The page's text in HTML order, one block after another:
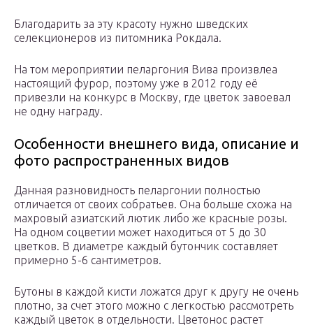
Благодарить за эту красоту нужно шведских
селекционеров из питомника Рокдала.
На том мероприятии пеларгония Вива произвлеа
настоящий фурор, поэтому уже в 2012 году её
привезли на конкурс в Москву, где цветок завоевал
не одну награду.
Особенности внешнего вида, описание и
фото распространенных видов
Данная разновидность пеларгонии полностью
отличается от своих собратьев. Она больше схожа на
махровый азиатский лютик либо же красные розы.
На одном соцветии может находиться от 5 до 30
цветков. В диаметре каждый бутончик составляет
примерно 5-6 сантиметров.
Бутоны в каждой кисти ложатся друг к другу не очень
плотно, за счет этого можно с легкостью рассмотреть
каждый цветок в отдельности. Цветонос растет